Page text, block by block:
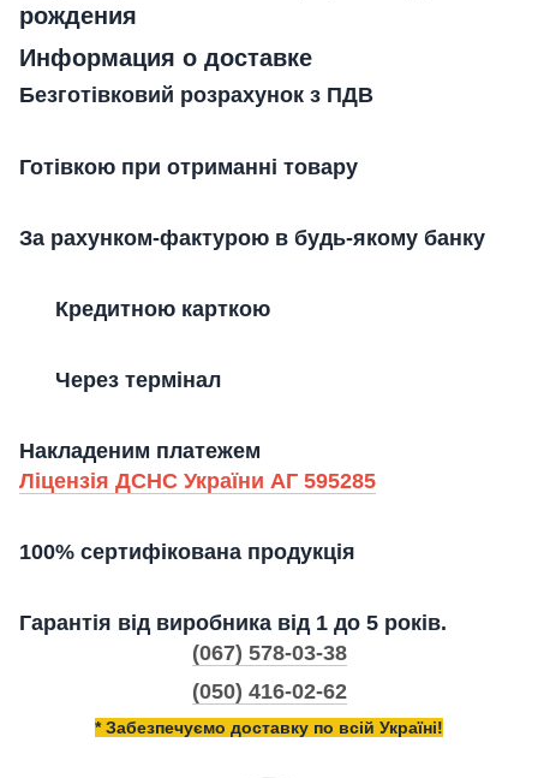
рождения
Информация о доставке
Безготівковий розрахунок з ПДВ
Готівкою при отриманні товару
За рахунком-фактурою в будь-якому банку
Кредитною карткою
Через термінал
Накладеним платежем
Ліцензія ДСНС України АГ 595285
100% сертифікована продукція
Гарантія від виробника від 1 до 5 років.
(067) 578-03-38
(050) 416-02-62
* Забезпечуємо доставку по всій Україні!